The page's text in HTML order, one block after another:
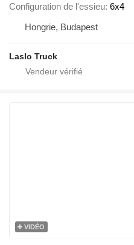
Configuration de l'essieu 6x4
Hongrie, Budapest
Laslo Truck
VIDÉO